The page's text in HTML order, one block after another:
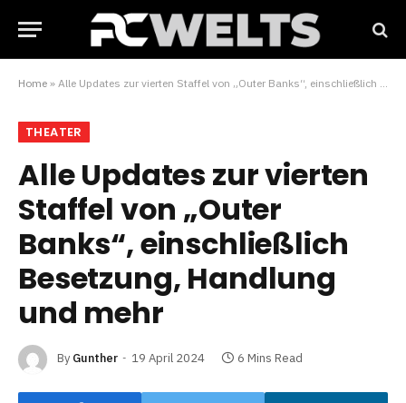
Home » Alle Updates zur vierten Staffel von „Outer Banks“, einschließlich Besetzung, Handlung und mehr
THEATER
Alle Updates zur vierten
Staffel von „Outer
Banks“, einschließlich
Besetzung, Handlung
und mehr
By Gunther 19 April 2024 6 Mins Read